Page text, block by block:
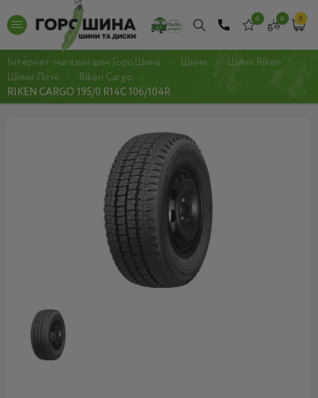
0 0 0
Інтернет-магазин шин ГороШина Шини
Шини Riken
Шини Літні
Riken Cargo
RIKEN CARGO 195/0 R14C 106/104R